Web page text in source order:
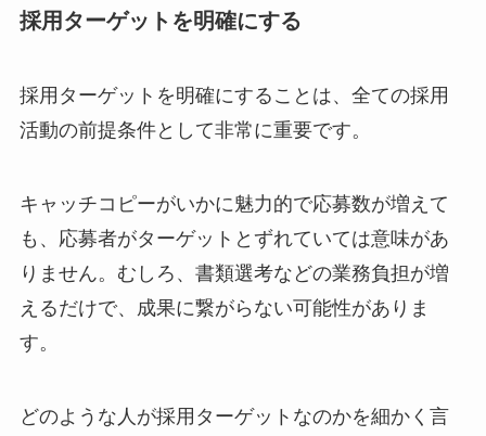
採用ターゲットを明確にする
採用ターゲットを明確にすることは、全ての採用
活動の前提条件として非常に重要です。
キャッチコピーがいかに魅力的で応募数が増えて
も、応募者がターゲットとずれていては意味があ
りません。むしろ、書類選考などの業務負担が増
えるだけで、成果に繋がらない可能性がありま
す。
どのような人が採用ターゲットなのかを細かく言